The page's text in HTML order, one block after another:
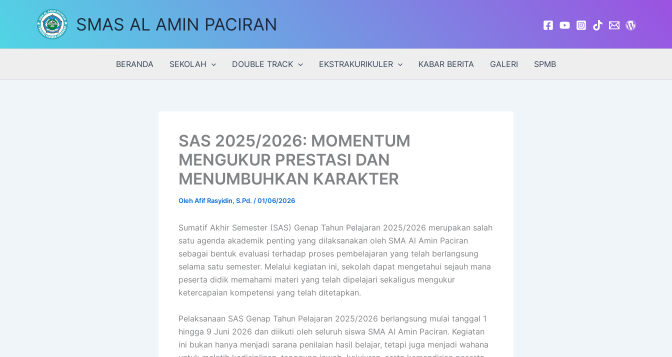
SMAS AL AMIN PACIRAN
BERANDA SEKOLAH DOUBLE TRACK EKSTRAKURIKULER KABAR BERITA GALERI SPMB
SAS 2025/2026: MOMENTUM
MENGUKUR PRESTASI DAN
MENUMBUHKAN KARAKTER
OlehAfif Rasyidin, S.Pd. /01/06/2026
Sumatif Akhir Semester (SAS) Genap Tahun Pelajaran 2025/2026 merupakan salah
satu agenda akademik penting yang dilaksanakan oleh SMA Al Amin Paciran
sebagai bentuk evaluasi terhadap proses pembelajaran yang telah berlangsung
selama satu semester. Melalui kegiatan ini, sekolah dapat mengetahui sejauh mana
peserta didik memahami materi yang telah dipelajari sekaligus mengukur
ketercapaian kompetensi yang telah ditetapkan.
Pelaksanaan SAS Genap Tahun Pelajaran 2025/2026 berlangsung mulai tanggal 1
hingga 9 Juni 2026 dan diikuti oleh seluruh siswa SMA Al Amin Paciran. Kegiatan
ini bukan hanya menjadi sarana penilaian hasil belajar, tetapi juga menjadi wahana